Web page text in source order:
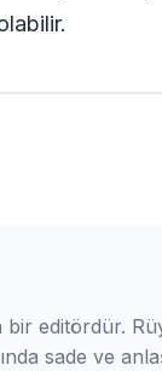
bir editördür.
sade ve